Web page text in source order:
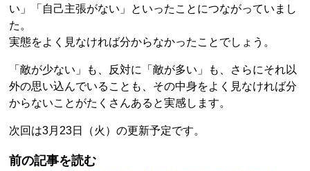
い」「自己主張がない」といったことにつながっていまし
た。
実態をよく見なければ分からなかったことでしょう。
「敵が少ない」も、反対に「敵が多い」も、さらにそれ以
外の思い込んでいることも、その中身をよく見なければ分
からないことがたくさんあると実感します。
次回は3月23日（火）の更新予定です。
前の記事を読む